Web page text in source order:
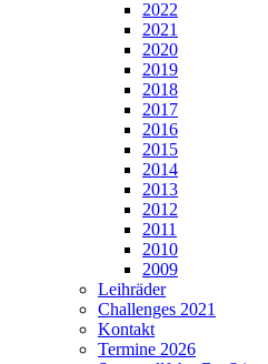
2022
2021
2020
2019
2018
2017
2016
2015
2014
2013
2012
2011
2010
2009
Leihräder
Challenges 2021
Kontakt
Termine 2026